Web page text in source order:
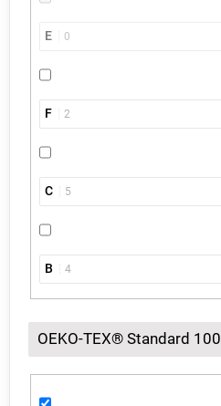
E 0
F 2
C 5
B 4
OEKO-TEX® Standard 100